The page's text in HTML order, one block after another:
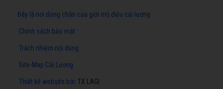
Đây là nơi dừng chân của giới mộ điệu cải lương
Chính sách bảo mật
Trách nhiệm nội dung
Site-Map Cải Lương
Thiết kế website bởi: TX LAGI